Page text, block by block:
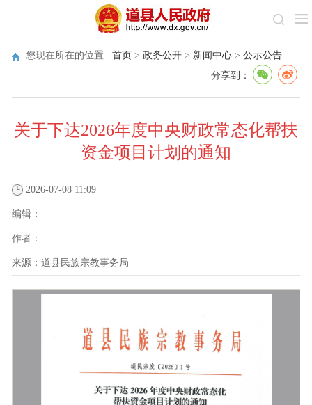
您现在所在的位置 : 首页 > 政务公开 > 新闻中心 > 公示公告
分享到：
关于下达2026年度中央财政常态化帮扶
资金项目计划的通知
2026-07-08 11:09
编辑：
作者：
来源： 道县民族宗教事务局